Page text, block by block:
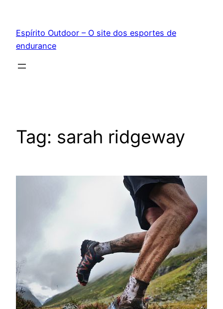
conteúdo
Espírito Outdoor – O site dos esportes de
endurance
Tag: sarah ridgeway